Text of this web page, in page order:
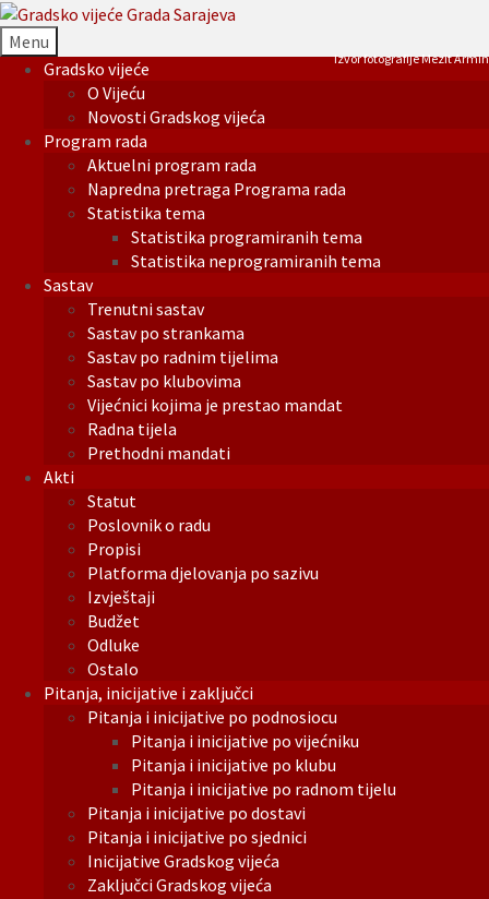
Menu
Gradsko vijeće
O Vijeću
Novosti Gradskog vijeća
Program rada
Aktuelni program rada
Napredna pretraga Programa rada
Statistika tema
Statistika programiranih tema
Statistika neprogramiranih tema
Sastav
Trenutni sastav
Sastav po strankama
Sastav po radnim tijelima
Sastav po klubovima
Vijećnici kojima je prestao mandat
Radna tijela
Prethodni mandati
Akti
Statut
Poslovnik o radu
Propisi
Platforma djelovanja po sazivu
Izvještaji
Budžet
Odluke
Ostalo
Pitanja, inicijative i zaključci
Pitanja i inicijative po podnosiocu
Pitanja i inicijative po vijećniku
Pitanja i inicijative po klubu
Pitanja i inicijative po radnom tijelu
Pitanja i inicijative po dostavi
Pitanja i inicijative po sjednici
Inicijative Gradskog vijeća
Zaključci Gradskog vijeća
Izvor fotografije Mezit Armin